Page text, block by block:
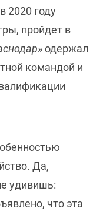
2020 году
пройдет в
» одержал
командой и
Да,
удивишь:
что эта